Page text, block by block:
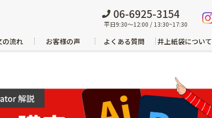
06-6925-3154
平日9:30～12:00 / 13:30~17:30
の流れ お客様の声 よくある質問 井上紙袋について